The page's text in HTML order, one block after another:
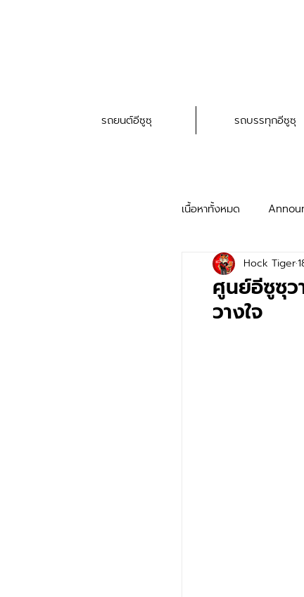
รถยนต์อีซูซุ รถบรรทุกอีซูซุ
เนื้อหาทั้งหมด
HAT Service Trick
ศูนย์อีซูซุว
วางใจ
Hock Tiger